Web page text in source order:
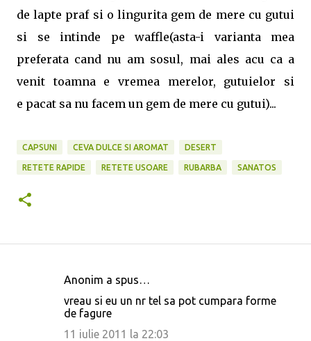
de lapte praf si o lingurita gem de mere cu gutui
si se intinde pe waffle(asta-i varianta mea
preferata cand nu am sosul, mai ales acu ca a
venit toamna e vremea merelor, gutuielor si
e pacat sa nu facem un gem de mere cu gutui)...
CAPSUNI CEVA DULCE SI AROMAT DESERT
RETETE RAPIDE RETETE USOARE RUBARBA SANATOS
Anonim a spus…
vreau si eu un nr tel sa pot cumpara forme
de fagure
11 iulie 2011 la 22:03